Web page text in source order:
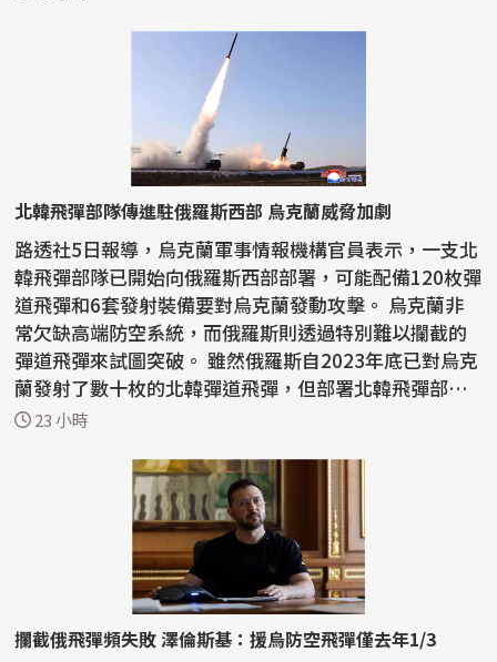
北韓飛彈部隊傳進駐俄羅斯西部 烏克蘭威脅加劇
路透社5日報導，烏克蘭軍事情報機構官員表示，一支北
韓飛彈部隊已開始向俄羅斯西部部署，可能配備120枚彈
道飛彈和6套發射裝備要對烏克蘭發動攻擊。 烏克蘭非
常欠缺高端防空系統，而俄羅斯則透過特別難以攔截的
彈道飛彈來試圖突破。 雖然俄羅斯自2023年底已對烏克
蘭發射了數十枚的北韓彈道飛彈，但部署北韓飛彈部
隊...23 小時
攔截俄飛彈頻失敗 澤倫斯基：援烏防空飛彈僅去年1/3